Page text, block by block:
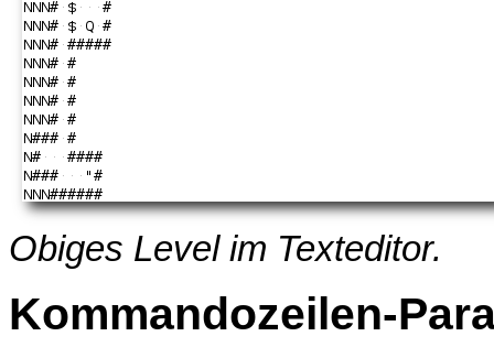
Obiges Level im Texteditor.
Kommandozeilen-